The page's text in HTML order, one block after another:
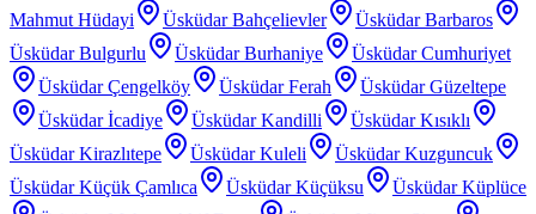
Mahmut Hüdayi Üsküdar Bahçelievler
Üsküdar Barbaros
Üsküdar Bulgurlu
Üsküdar Burhaniye
Üsküdar Cumhuriyet
Üsküdar Çengelköy
Üsküdar Ferah
Üsküdar Güzeltepe
Üsküdar İcadiye
Üsküdar Kandilli
Üsküdar Kısıklı
Üsküdar Kirazlıtepe
Üsküdar Kuleli
Üsküdar Kuzguncuk
Üsküdar Küçük Çamlıca
Üsküdar Küçüksu
Üsküdar Küplüce